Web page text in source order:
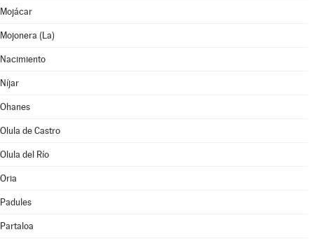
Mojácar
Mojonera (La)
Nacimiento
Níjar
Ohanes
Olula de Castro
Olula del Río
Oria
Padules
Partaloa